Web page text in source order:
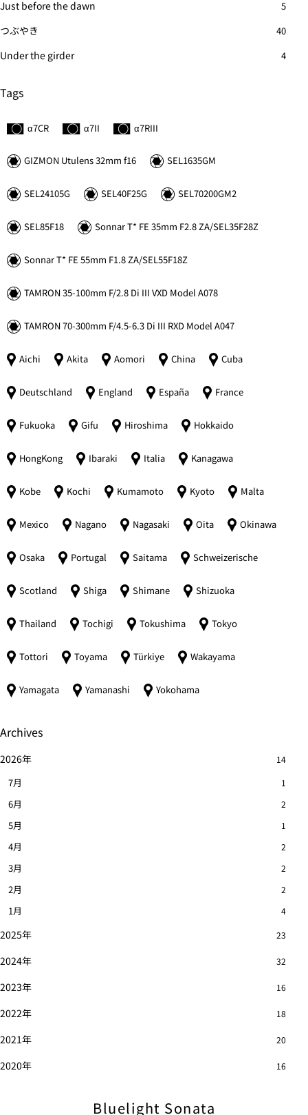
Just before the dawn 5
つぶやき 40
Under the girder 4
Archives
2026年 14
7月 1
6月 2
5月 1
4月 2
3月 2
2月 2
1月 4
2025年 23
2024年 32
2023年 16
2022年 18
2021年 20
2020年 16
Tags
α7CR α7II α7RIII
GIZMON Utulens 32mm f16 SEL1635GM
SEL24105G SEL40F25G SEL70200GM2
SEL85F18 SonnarT* FE 35mm F2.8 ZA/SEL35F28Z
SonnarT* FE 55mm F1.8 ZA/SEL55F18Z
TAMRON 35-100mm F/2.8 Di III VXD Model A078
TAMRON 70-300mm F/4.5-6.3 Di III RXD Model A047
Aichi Akita Aomori China Cuba
Deutschland England España France
Fukuoka Gifu Hiroshima Hokkaido
HongKong Ibaraki Italia Kanagawa
Kobe Kochi Kumamoto Kyoto Malta
Mexico Nagano Nagasaki Oita Okinawa
Osaka Portugal Saitama Schweizerische
Scotland Shiga Shimane Shizuoka
Thailand Tochigi Tokushima Tokyo
Tottori Toyama Türkiye Wakayama
Yamagata Yamanashi Yokohama
Bluelight Sonata